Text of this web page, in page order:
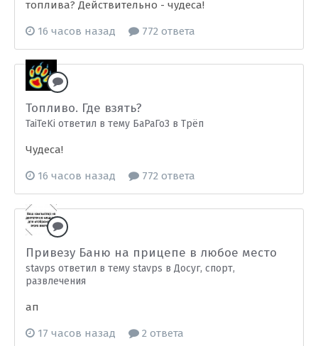
топлива? Действительно - чудеса!
16 часов назад 772 ответа
Топливо. Где взять?
TaiTeKi ответил в тему БаРаГоЗ в Трёп
Чудеса!
16 часов назад 772 ответа
Привезу Баню на прицепе в любое место
stavps ответил в тему stavps в Досуг, спорт,
развлечения
ап
17 часов назад 2 ответа